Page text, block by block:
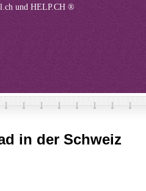
und HELP.CH ®
in der Schweiz